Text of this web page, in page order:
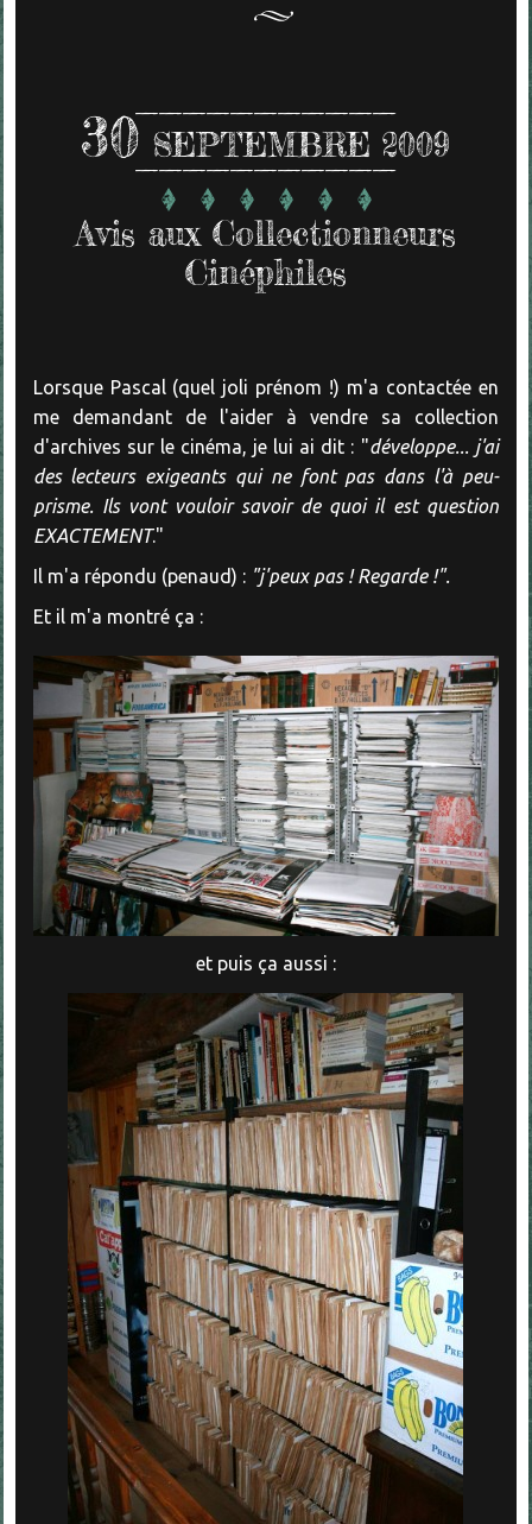
30 SEPTEMBRE 2009
Avis aux Collectionneurs
Cinéphiles
Lorsque Pascal (quel joli prénom !) m'a contactée en
me demandant de l'aider à vendre sa collection
d'archives sur le cinéma, je lui ai dit : "développe... j'ai
des lecteurs exigeants qui ne font pas dans l'à peu-
prisme. Ils vont vouloir savoir de quoi il est question
EXACTEMENT."
Il m'a répondu (penaud) : "j'peux pas ! Regarde !".
Et il m'a montré ça :
et puis ça aussi :